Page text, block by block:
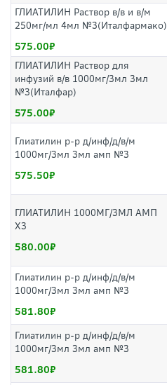
ГЛИАТИЛИН Раствор в/в и в/м
250мг/мл 4мл №3(Италфармако)
575.00
ГЛИАТИЛИН Раствор для
инфузий в/в 1000мг/3мл 3мл
№3(Италфар)
575.00
Глиатилин р-р д/инф/д/в/м
1000мг/3мл 3мл амп №3
575.50
ГЛИАТИЛИН 1000МГ/3МЛ АМП
Х3
580.00
Глиатилин р-р д/инф/д/в/м
1000мг/3мл 3мл амп №3
581.80
Глиатилин р-р д/инф/д/в/м
1000мг/3мл 3мл амп №3
581.80